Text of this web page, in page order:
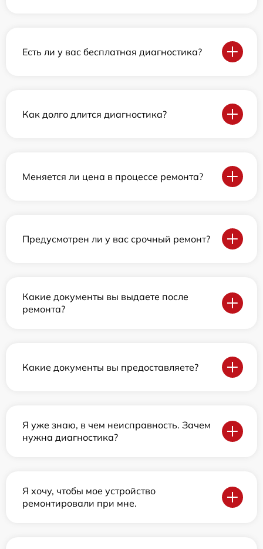
Есть ли у вас бесплатная диагностика?
Как долго длится диагностика?
Меняется ли цена в процессе ремонта?
Предусмотрен ли у вас срочный ремонт?
Какие документы вы выдаете после
ремонта?
Какие документы вы предоставляете?
Я уже знаю, в чем неисправность. Зачем
нужна диагностика?
Я хочу, чтобы мое устройство
ремонтировали при мне.